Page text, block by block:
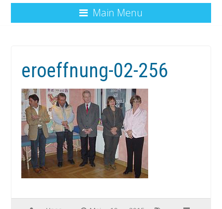
Main Menu
eroeffnung-02-256